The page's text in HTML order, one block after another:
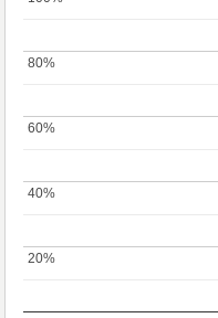
20%
20%
40%
40%
60%
60%
80%
80%